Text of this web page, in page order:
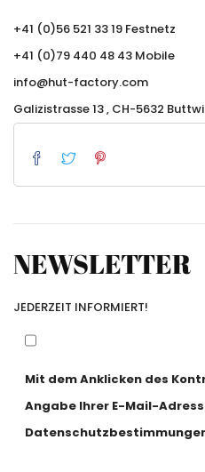
+41 (0)56 521 33 19 Festnetz
+41 (0)79 440 48 43 Mobile
info@hut-factory.com
Galizistrasse 13 , CH-5632
NEWSLETTER
JEDERZEIT INFORMIERT!
Mit dem Anklicken des
Angabe Ihrer E-Mail-